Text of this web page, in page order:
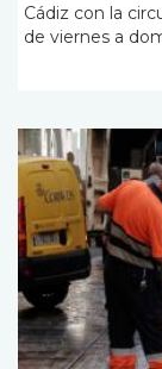
Cádiz con la
de viernes a